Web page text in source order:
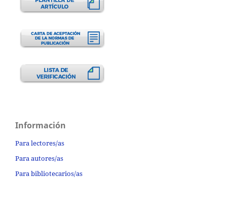
Información
Para lectores/as
Para autores/as
Para bibliotecarios/as